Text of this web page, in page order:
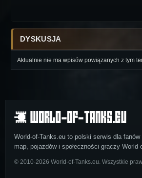
DYSKUSJA
Aktualnie nie ma wpisów powiązanych z tym
World-of-Tanks.eu to polski serwis dla fanów
map, pojazdów i społeczności graczy World
© 2010-2026 World-of-Tanks.eu. Wszystkie